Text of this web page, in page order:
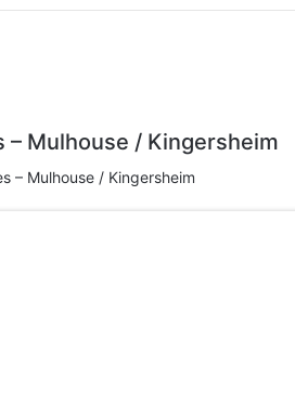
– Mulhouse / Kingersheim
– Mulhouse / Kingersheim